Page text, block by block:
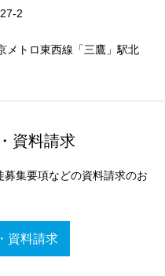
2
メトロ東西線「三鷹」駅北
資料請求
集要項などの資料請求のお
資料請求